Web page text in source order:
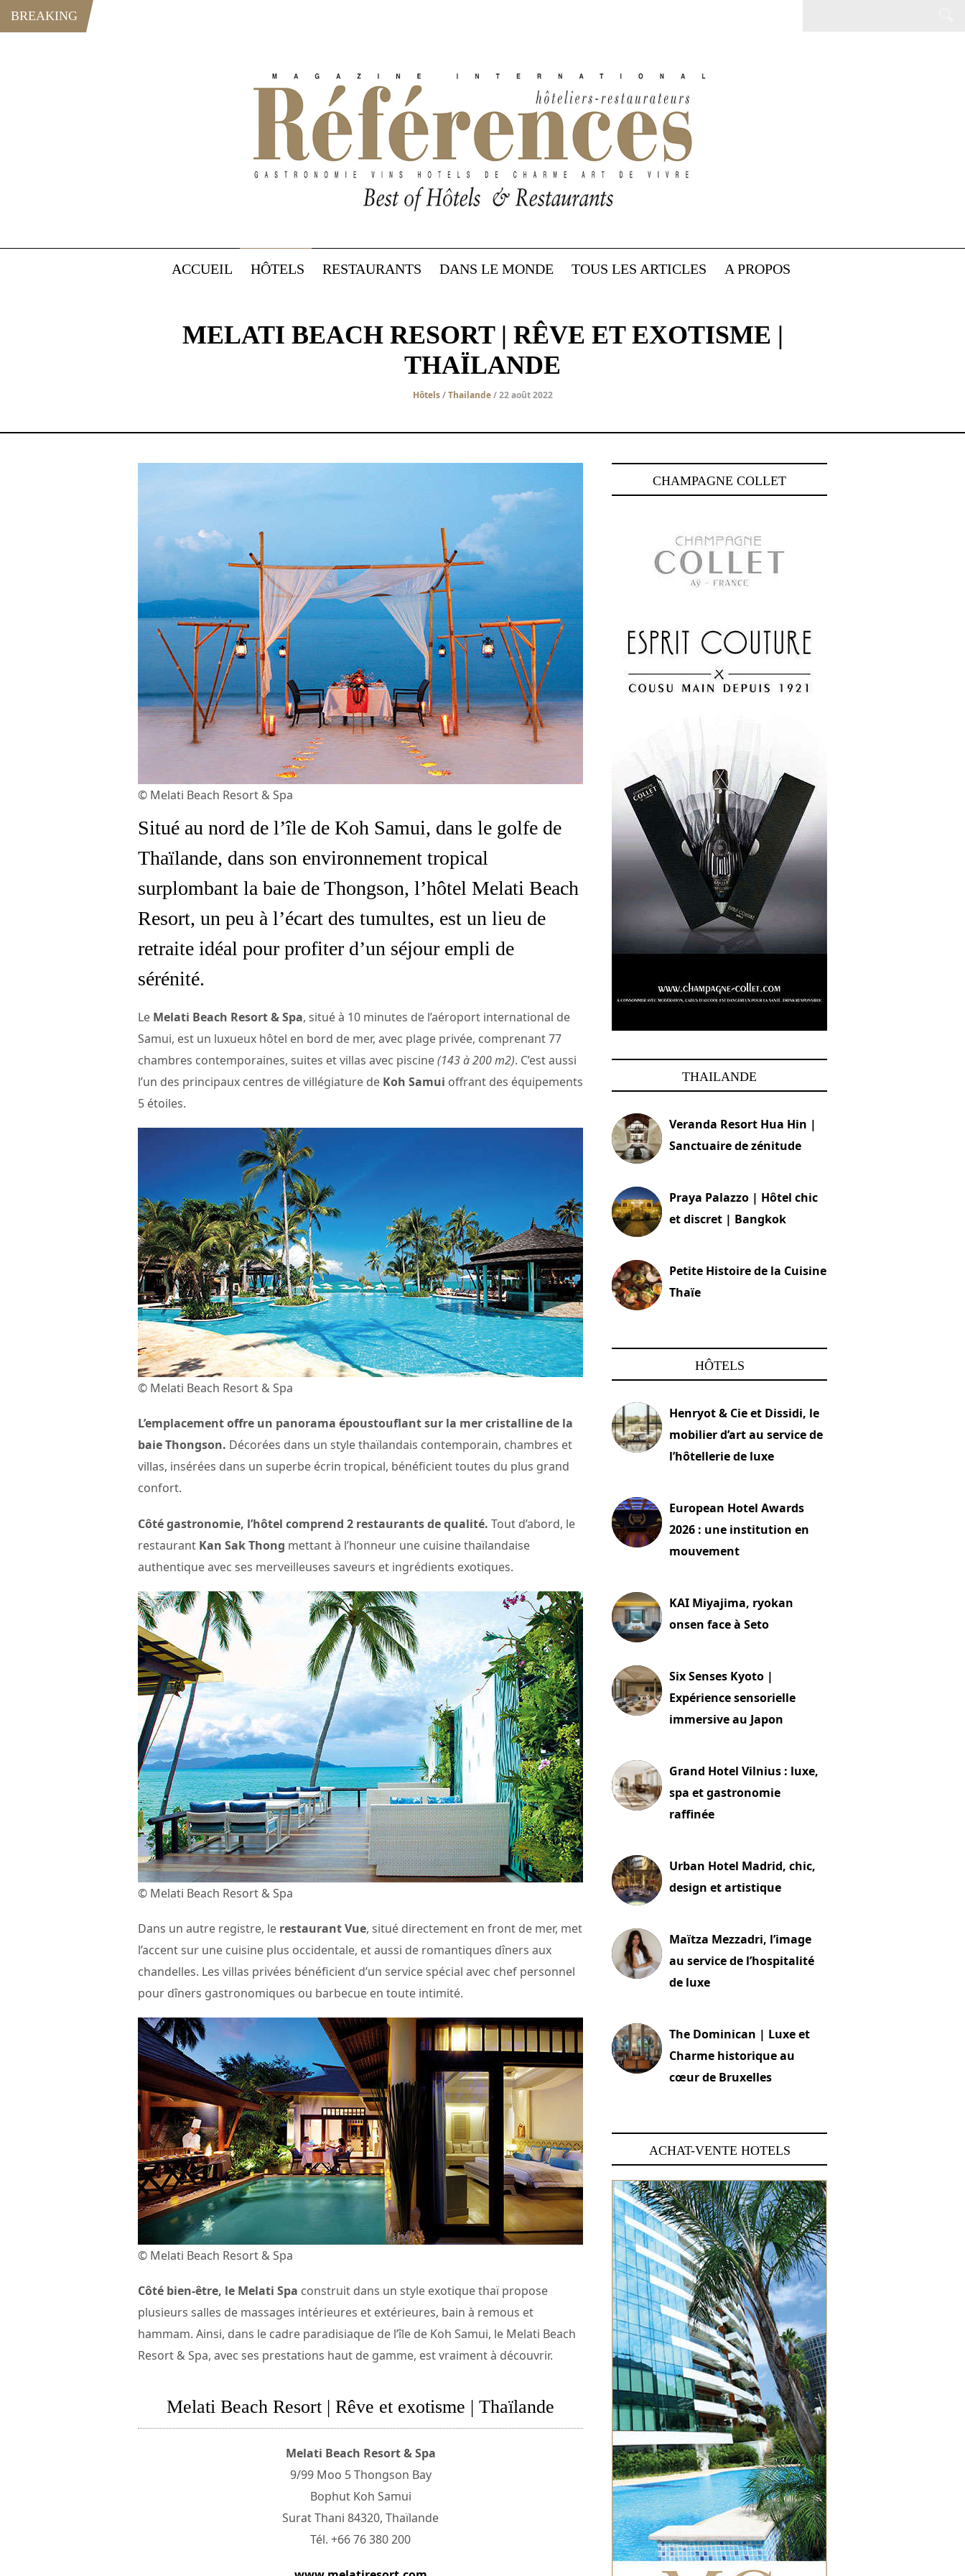
BREAKING
ACCUEIL HÔTELS RESTAURANTS DANS LE MONDE TOUS LES ARTICLES A PROPOS
MELATI BEACH RESORT | RÊVE ET EXOTISME |
THAÏLANDE
Hôtels/Thailande/ 22 août 2022
© Melati Beach Resort & Spa
Situé au nord de l’île de Koh Samui, dans le golfe de
Thaïlande, dans son environnement tropical
surplombant la baie de Thongson, l’hôtel Melati Beach
Resort, un peu à l’écart des tumultes, est un lieu de
retraite idéal pour profiter d’un séjour empli de
sérénité.
Le Melati Beach Resort & Spa, situé à 10 minutes de l’aéroport international de
Samui, est un luxueux hôtel en bord de mer, avec plage privée, comprenant 77
chambres contemporaines, suites et villas avec piscine(143 à 200 m2). C’est aussi
l’un des principaux centres de villégiature de Koh Samui offrant des équipements
5 étoiles.
© Melati Beach Resort & Spa
L’emplacement offre un panorama époustouflant sur la mer cristalline de la
baie Thongson. Décorées dans un style thaïlandais contemporain, chambres et
villas, insérées dans un superbe écrin tropical, bénéficient toutes du plus grand
confort.
Côté gastronomie, l’hôtel comprend 2 restaurants de qualité. Tout d’abord, le
restaurant Kan Sak Thong mettant à l’honneur une cuisine thaïlandaise
authentique avec ses merveilleuses saveurs et ingrédients exotiques.
© Melati Beach Resort & Spa
Dans un autre registre, le restaurant Vue, situé directement en front de mer, met
l’accent sur une cuisine plus occidentale, et aussi de romantiques dîners aux
chandelles. Les villas privées bénéficient d’un service spécial avec chef personnel
pour dîners gastronomiques ou barbecue en toute intimité.
© Melati Beach Resort & Spa
Côté bien-être, le Melati Spa construit dans un style exotique thaï propose
plusieurs salles de massages intérieures et extérieures, bain à remous et
hammam. Ainsi, dans le cadre paradisiaque de l’île de Koh Samui, le Melati Beach
Resort & Spa, avec ses prestations haut de gamme, est vraiment à découvrir.
Melati Beach Resort | Rêve et exotisme | Thaïlande
Melati Beach Resort & Spa
9/99 Moo 5 Thongson Bay
Bophut Koh Samui
Surat Thani 84320, Thaïlande
Tél. +66 76 380 200
CHAMPAGNE COLLET
THAILANDE
Veranda Resort Hua Hin |
Sanctuaire de zénitude
Praya Palazzo | Hôtel chic
et discret | Bangkok
Petite Histoire de la Cuisine
Thaïe
HÔTELS
Henryot & Cie et Dissidi, le
mobilier d’art au service de
l’hôtellerie de luxe
European Hotel Awards
2026 : une institution en
mouvement
KAI Miyajima, ryokan
onsen face à Seto
Six Senses Kyoto |
Expérience sensorielle
immersive au Japon
Grand Hotel Vilnius : luxe,
spa et gastronomie
raffinée
Urban Hotel Madrid, chic,
design et artistique
Maïtza Mezzadri, l’image
au service de l’hospitalité
de luxe
The Dominican | Luxe et
Charme historique au
cœur de Bruxelles
ACHAT-VENTE HOTELS